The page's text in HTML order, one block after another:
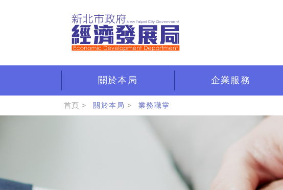
容
關於本局 企業服務
首頁 關於本局 業務職掌